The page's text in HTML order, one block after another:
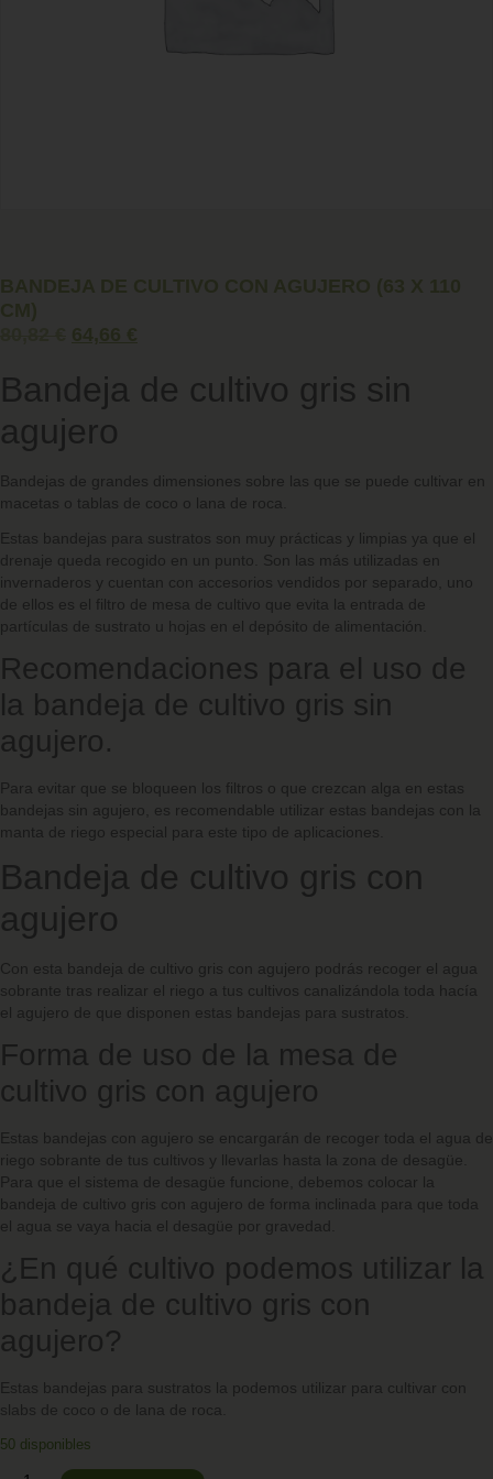
BANDEJA DE CULTIVO CON AGUJERO (63 X 110
CM)
64,66 €
Bandeja de cultivo gris sin
agujero
Bandejas de grandes dimensiones sobre las que se puede cultivar en
macetas o tablas de coco o lana de roca.
Estas bandejas para sustratos son muy prácticas y limpias ya que el
drenaje queda recogido en un punto. Son las más utilizadas en
invernaderos y cuentan con accesorios vendidos por separado, uno
de ellos es el filtro de mesa de cultivo que evita la entrada de
partículas de sustrato u hojas en el depósito de alimentación.
Recomendaciones para el uso de
la bandeja de cultivo gris sin
agujero.
Para evitar que se bloqueen los filtros o que crezcan alga en estas
bandejas sin agujero, es recomendable utilizar estas bandejas con la
manta de riego especial para este tipo de aplicaciones.
Bandeja de cultivo gris con
agujero
Con esta bandeja de cultivo gris con agujero podrás recoger el agua
sobrante tras realizar el riego a tus cultivos canalizándola toda hacía
el agujero de que disponen estas bandejas para sustratos.
Forma de uso de la mesa de
cultivo gris con agujero
Estas bandejas con agujero se encargarán de recoger toda el agua de
riego sobrante de tus cultivos y llevarlas hasta la zona de desagüe.
Para que el sistema de desagüe funcione, debemos colocar la
bandeja de cultivo gris con agujero de forma inclinada para que toda
el agua se vaya hacia el desagüe por gravedad.
¿En qué cultivo podemos utilizar la
bandeja de cultivo gris con
agujero?
Estas bandejas para sustratos la podemos utilizar para cultivar con
slabs de coco o de lana de roca.
50 disponibles